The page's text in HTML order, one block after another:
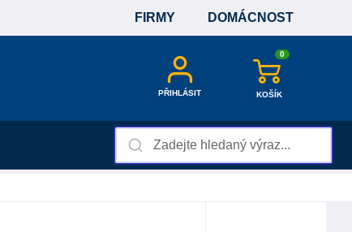
FIRMY DOMÁCNOST
PŘIHLÁSIT
0
KOŠÍK